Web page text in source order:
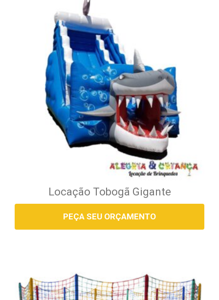
Locação Tobogã Gigante
PEÇA SEU ORÇAMENTO